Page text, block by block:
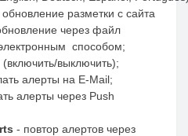
разметки с сайта
через файл
способом;
выключить);
алерты на E-Mail;
алерты через Push
- повтор алертов через